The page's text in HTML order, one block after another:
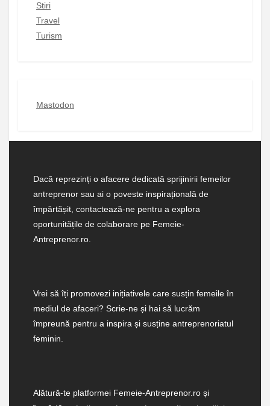
Stiri
Travel
Turism
Mastodon
Dacă reprezinți o afacere dedicată sprijinirii femeilor
antreprenor sau ai o poveste inspirațională de
împărtășit, contactează-ne pentru a explora
oportunitățile de colaborare pe Femeie-
Antreprenor.ro.
Vrei să îți promovezi inițiativele care susțin femeile în
mediul de afaceri? Scrie-ne și hai să lucrăm
împreună pentru a inspira și susține antreprenoriatul
feminin.
Alătură-te platformei Femeie-Antreprenor.ro și